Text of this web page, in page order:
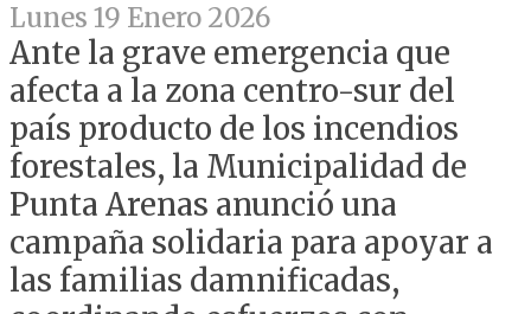
Lunes 19 Enero 2026
Ante la grave emergencia que
afecta a la zona centro-sur del
país producto de los incendios
forestales, la Municipalidad de
Punta Arenas anunció una
campaña solidaria para apoyar a
las familias damnificadas,